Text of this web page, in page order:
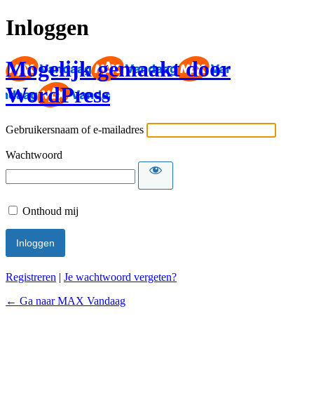
Inloggen
Mogelijk gemaakt door
WordPress
Gebruikersnaam of e-mailadres
Wachtwoord
Onthoud mij
Registreren | Je wachtwoord vergeten?
← Ga naar MAX Vandaag